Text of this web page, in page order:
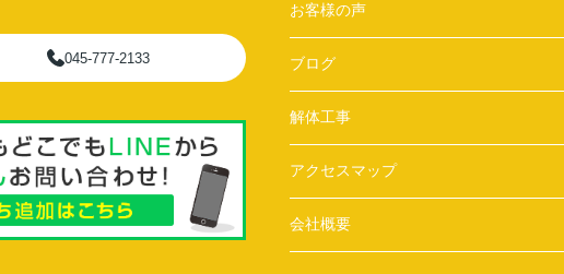
045-777-2133
お客様の声
ブログ
解体工事
アクセスマップ
会社概要